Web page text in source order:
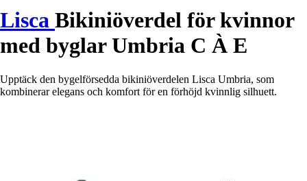
Lisca Bikiniöverdel för kvinnor
med byglar Umbria C À E
Upptäck den bygelförsedda bikiniöverdelen Lisca Umbria, som
kombinerar elegans och komfort för en förhöjd kvinnlig silhuett.